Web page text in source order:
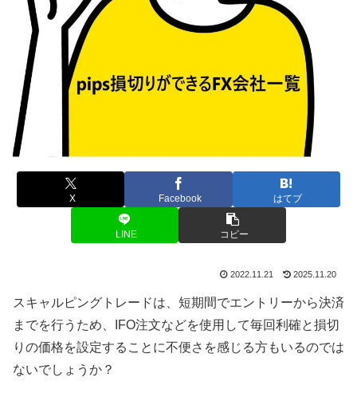
X Facebook はてブ
LINE コピー
2022.11.21 2025.11.20
スキャルピングトレードは、短期間でエントリーから決済
までを行うため、
IFO注文などを使用して毎回利確と損切
りの価格を設定することに不便さを感じる方もいるのでは
ないでしょうか？